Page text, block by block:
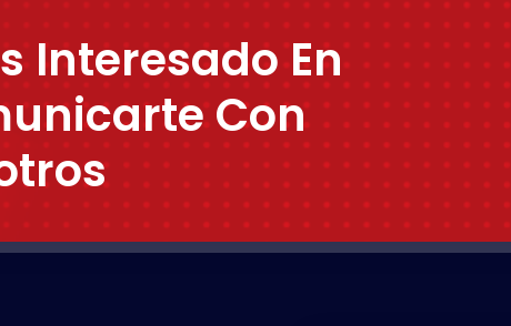
Interesado En
Con